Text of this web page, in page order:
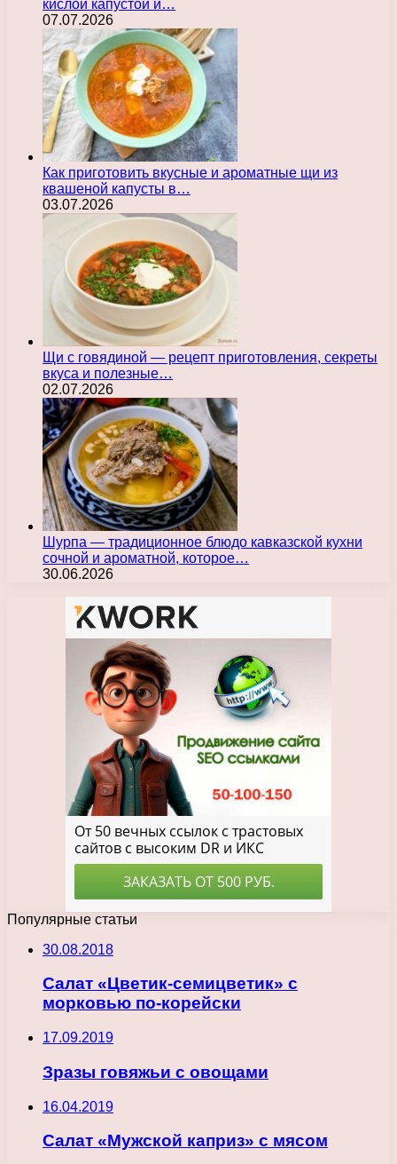
кислой капустой и…
07.07.2026
Как приготовить вкусные и ароматные щи из
квашеной капусты в…
03.07.2026
Щи с говядиной — рецепт приготовления, секреты
вкуса и полезные…
02.07.2026
Шурпа — традиционное блюдо кавказской кухни
сочной и ароматной, которое…
30.06.2026
Популярные статьи
30.08.2018
Салат «Цветик-семицветик» с
морковью по-корейски
17.09.2019
Зразы говяжьи с овощами
16.04.2019
Салат «Мужской каприз» с мясом